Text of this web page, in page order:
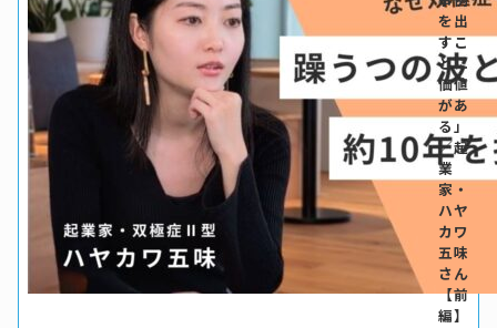
を出
すこ
とに
価値
があ
る」
／起
業
家・
ハヤ
カワ
五味
さん
【前
編】